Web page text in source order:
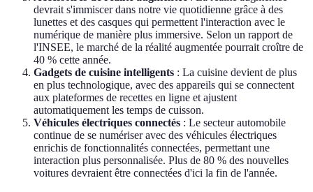
devrait s'immiscer dans notre vie quotidienne grâce à des
lunettes et des casques qui permettent l'interaction avec le
numérique de manière plus immersive. Selon un rapport de
l'INSEE, le marché de la réalité augmentée pourrait croître de
40 % cette année.
Gadgets de cuisine intelligents : La cuisine devient de plus
en plus technologique, avec des appareils qui se connectent
aux plateformes de recettes en ligne et ajustent
automatiquement les temps de cuisson.
Véhicules électriques connectés : Le secteur automobile
continue de se numériser avec des véhicules électriques
enrichis de fonctionnalités connectées, permettant une
interaction plus personnalisée. Plus de 80 % des nouvelles
voitures devraient être connectées d'ici la fin de l'année.